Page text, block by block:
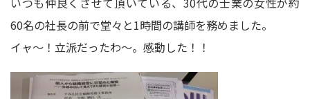
60名の社長の前で堂々と1時間の講師を務めました。
イャ～！立派だったわ～。感動した！！